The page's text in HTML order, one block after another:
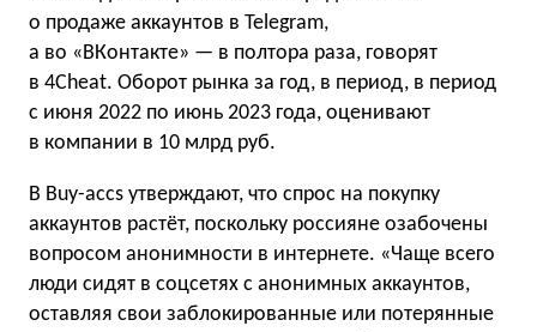
о продаже аккаунтов в Telegram,
а во «ВКонтакте» — в полтора раза, говорят
в 4Cheat. Оборот рынка за год, в период, в период
с июня 2022 по июнь 2023 года, оценивают
в компании в 10 млрд руб.
В Buy-accs утверждают, что спрос на покупку
аккаунтов растёт, поскольку россияне озабочены
вопросом анонимности в интернете. «Чаще всего
люди сидят в соцсетях с анонимных аккаунтов,
оставляя свои заблокированные или потерянные